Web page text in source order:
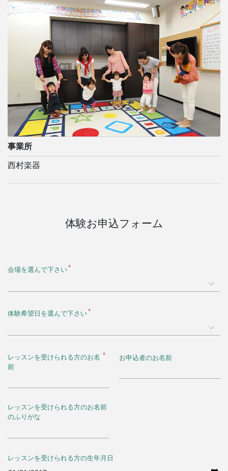
事業所
西村楽器
体験お申込フォーム
会場を選んで下さい
体験希望日を選んで下さい
レッスンを受けられる方のお名
前
お申込者のお名前
レッスンを受けられる方のお名前
のふりがな
レッスンを受けられる方の生年月日